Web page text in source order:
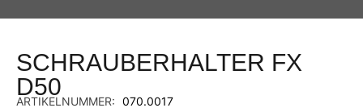
SCHRAUBERHALTER FX
D50
ARTIKELNUMMER: 070.0017